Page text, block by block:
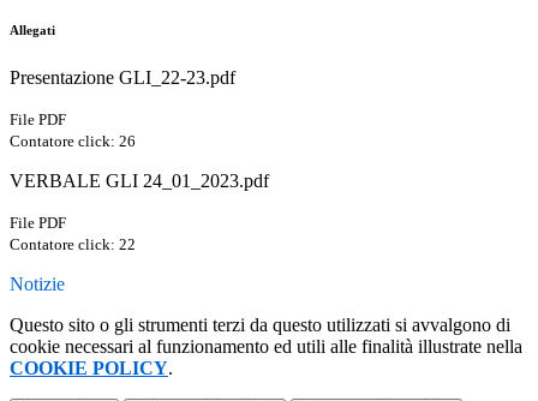
Allegati
Presentazione GLI_22-23.pdf
File PDF
Contatore click: 26
VERBALE GLI 24_01_2023.pdf
File PDF
Contatore click: 22
Notizie
Questo sito o gli strumenti terzi da questo utilizzati si avvalgono di
cookie necessari al funzionamento ed utili alle finalità illustrate nella
COOKIE POLICY.